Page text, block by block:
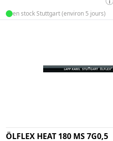
en stock Stuttgart (environ 5 jours)
ÖLFLEX HEAT 180 MS 7G0,5